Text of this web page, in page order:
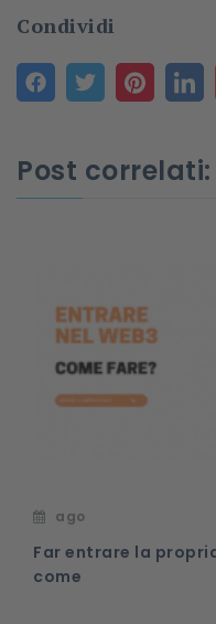
Condividi
Post correlati:
ago
Far entrare la
come